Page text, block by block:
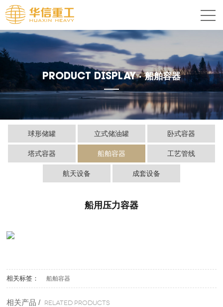
PRODUCT DISPLAY ·船舶容器
球形储罐 立式储油罐 卧式容器
塔式容器 船舶容器 工艺管线
航天设备 成套设备
船用压力容器
相关标签： 船舶容器
相关产品 / Related products